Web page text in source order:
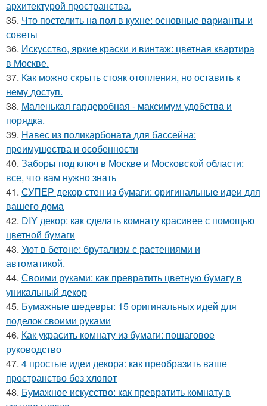
архитектурой пространства.
35. Что постелить на пол в кухне: основные варианты и
советы
36. Искусство, яркие краски и винтаж: цветная квартира
в Москве.
37. Как можно скрыть стояк отопления, но оставить к
нему доступ.
38. Маленькая гардеробная - максимум удобства и
порядка.
39. Навес из поликарбоната для бассейна:
преимущества и особенности
40. Заборы под ключ в Москве и Московской области:
все, что вам нужно знать
41. СУПЕР декор стен из бумаги: оригинальные идеи для
вашего дома
42. DIY декор: как сделать комнату красивее с помощью
цветной бумаги
43. Уют в бетоне: брутализм с растениями и
автоматикой.
44. Своими руками: как превратить цветную бумагу в
уникальный декор
45. Бумажные шедевры: 15 оригинальных идей для
поделок своими руками
46. Как украсить комнату из бумаги: пошаговое
руководство
47. 4 простые идеи декора: как преобразить ваше
пространство без хлопот
48. Бумажное искусство: как превратить комнату в